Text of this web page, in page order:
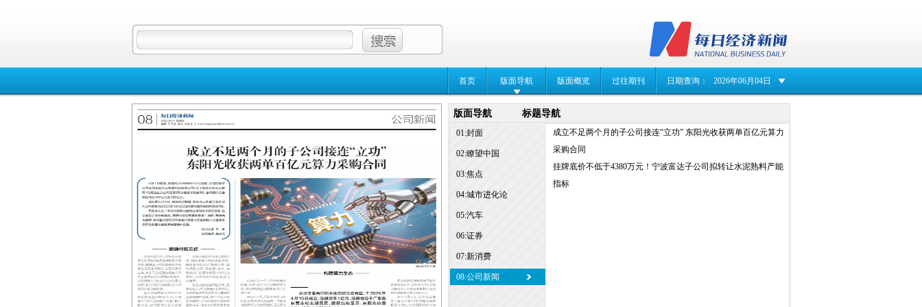
首页 版面导航 版面概览 过往期刊 日期查询： 2026年06月04日
版面导航 标题导航
01:封面
02:瞭望中国
03:焦点
04:城市进化论
05:汽车
06:证券
07:新消费
08:公司新闻
成立不足两个月的子公司接连“立功” 东阳光收获两单百亿元算力
采购合同
挂牌底价不低于4380万元！宁波富达子公司拟转让水泥熟料产能
指标